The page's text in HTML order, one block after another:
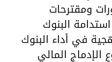
ومقترحات
البنوك
في أداء البنوك
المالي